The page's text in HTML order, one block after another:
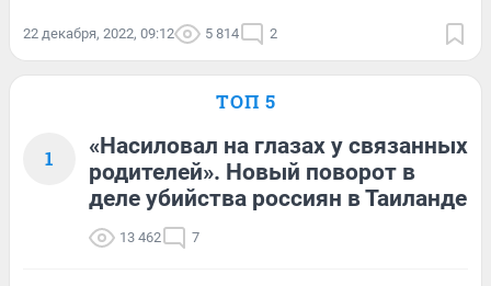
22 декабря, 2022, 09:12 5 814 2
ТОП 5
1
«Насиловал на глазах у связанных
родителей». Новый поворот в
деле убийства россиян в Таиланде
13 462 7